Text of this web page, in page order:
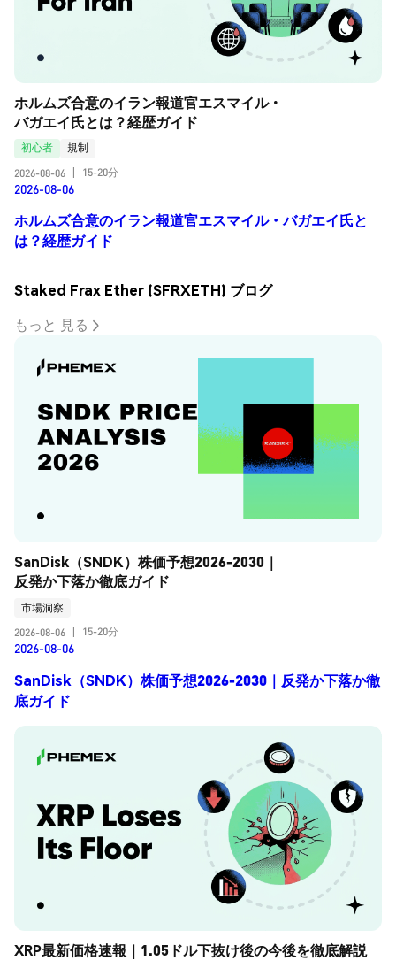
ホルムズ合意のイラン報道官エスマイル・
バガエイ氏とは？経歴ガイド
初心者
規制
2026-08-06
15-20分
2026-08-06
ホルムズ合意のイラン報道官エスマイル・バガエイ氏と
は？経歴ガイド
Staked Frax Ether (SFRXETH) ブログ
もっと 見る
SanDisk（SNDK）株価予想2026-2030｜
反発か下落か徹底ガイド
市場洞察
2026-08-06
15-20分
2026-08-06
SanDisk（SNDK）株価予想2026-2030｜反発か下落か徹
底ガイド
XRP最新価格速報｜1.05ドル下抜け後の今後を徹底解説